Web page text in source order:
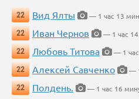
22 Вид Ялты
— 1 час 13
22
Иван Чернов
— 1 час
22
Любовь Титова
— 1
22
Алексей Савченко
—
22
Полдень.
— 1 час 16